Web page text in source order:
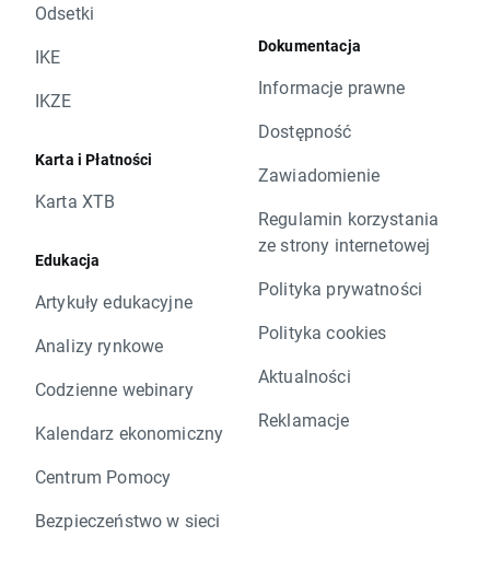
Odsetki
IKE
IKZE
Karta i Płatności
Karta XTB
Edukacja
Artykuły edukacyjne
Analizy rynkowe
Codzienne webinary
Kalendarz ekonomiczny
Centrum Pomocy
Bezpieczeństwo w sieci
Dokumentacja
Informacje prawne
Dostępność
Zawiadomienie
Regulamin korzystania
ze strony internetowej
Polityka prywatności
Polityka cookies
Aktualności
Reklamacje